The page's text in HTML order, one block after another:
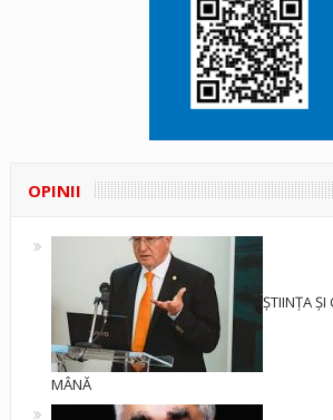
OPINII
ȘTIINȚA ȘI
MÂNĂ